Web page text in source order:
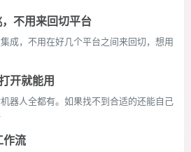
不用来回切平台
成，不用在好几个平台之间来回切，想用
开就能用
器人全都有。如果找不到合适的还能自己
作流